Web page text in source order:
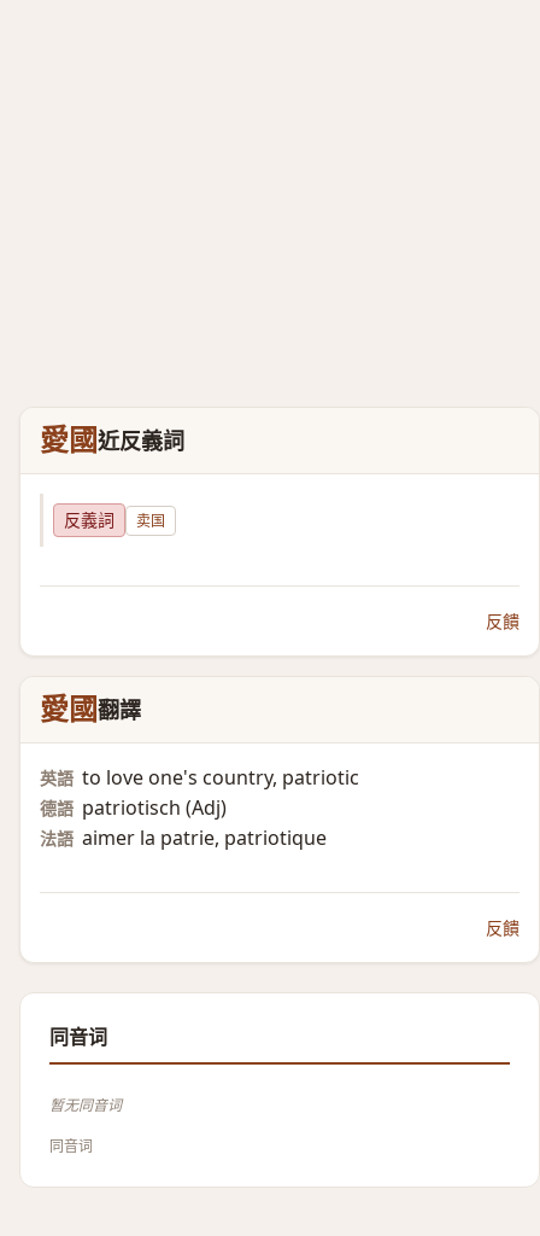
愛國近反義詞
反義詞 卖国
反饋
愛國翻譯
英語 to love one's country, patriotic
德語 patriotisch (Adj)​
法語 aimer la patrie, patriotique
反饋
同音词
暂无同音词
同音词